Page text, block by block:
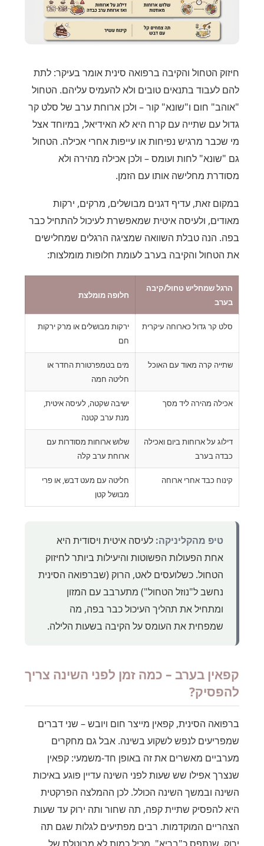
חיזוק הטחול והקיבה ברפואה סינית אומר בעיקר: לתת
להם לעבוד בתנאים טובים ולא להעמיס עליהם. הטחול
"אוהב" חום ו"שונא" קור – ולכן ארוחת ערב של סלט קר
גדול עם שתייה עם קרח היא לא האידיאל, במיוחד אצל
מי שכבר מרגיש נפיחות או עייפות אחרי אכילה. הטחול
גם "שונא" לחות ועומס – ולכן אכילה מהירה ולא
מסודרת מחלישה אותו עם הזמן.
במקום זאת, עדיף דגנים מבושלים, מרקים, ירקות
מאודים, ולעיסה איטית שמאפשרת לעיכול להתחיל כבר
בפה. הנה טבלת השוואה שמציגה הרגלים שמחלישים
את הטחול והקיבה בערב לעומת חלופות מומלצות:
הרגל שמחליש טחול/קיבה
בערב
חלופה מומלצת
סלט קר גדול כארוחה עיקרית
ירקות מבושלים או מרק ירקות
חם
שתייה קרה מאוד עם האוכל
מים בטמפרטורת החדר או
חליטה חמה
אכילה מהירה ליד מסך
ישיבה שקטה, לעיסה איטית,
מנת ערב קטנה
דילוג על ארוחות ביום ואכילה
כבדה בערב
שלוש ארוחות מסודרות עם
ארוחת ערב קלה
קינוח כבד אחרי ארוחה
חליטה עם מעט דבש, או פרי
מבושל קטן
טיפ מהקליניקה: לעיסה איטית ויסודית היא
אחת הפעולות הפשוטות והיעילות ביותר לחיזוק
הטחול. כשלועסים לאט, הרוק (שברפואה הסינית
נחשב ל"נוזל הטחול") מתערבב עם המזון
ומתחיל את תהליך העיכול כבר בפה, מה
שמפחית את העומס על הקיבה בשעות הלילה.
קפאין בערב – כמה זמן לפני השינה צריך
להפסיק?
ברפואה הסינית, קפאין מייצר חום ויובש – שני דברים
שמפריעים לנפש לשקוע בשינה. אבל גם מחקרים
מערביים מאשרים את זה באופן חד-משמעי: קפאין
שנצרך אפילו שש שעות לפני השינה עדיין פוגע באיכות
השינה ובמשך השינה הכולל. לכן ההמלצה הפרקטית
היא להפסיק שתיית קפה, תה שחור ותה ירוק עד שעות
הצהריים המוקדמות. רבים מפתיעים לגלות שגם תה